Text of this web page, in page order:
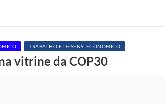
TRABALHO E DESENV. ECONÔMICO
vitrine da COP30